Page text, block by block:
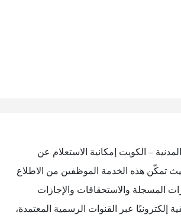
– الكويت إمكانية الاستعلام عن
تمكّن هذه الخدمة الموظفين من الاطلاع
المسجلة والاستحقاقات والإجازات
إلكترونيًا عبر القنوات الرسمية المعتمدة،